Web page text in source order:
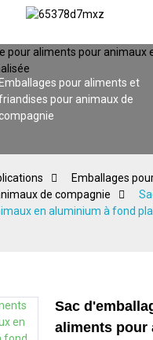
pour aliments et
pour animaux de
compagnie
Emballages
de compagnie
en aluminium à fond
Sac
aliments pour